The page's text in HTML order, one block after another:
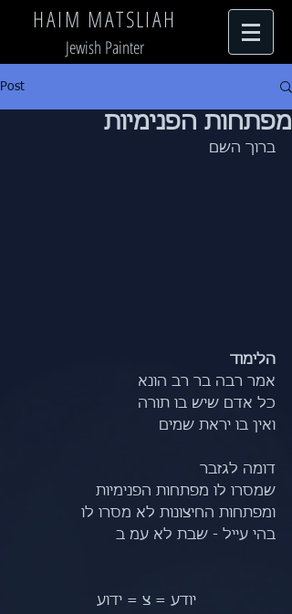
HAIM MATSLIAH
Jewish Painter
Post
מפתחות הפנימיות
ברוך השם
הלימוד
אמר רבה בר רב הונא
כל אדם שיש בו תורה
ואין בו יראת שמים
דומה לגזבר
שמסרו לו מפתחות הפנימיות
ומפתחות החיצונות לא מסרו לו
בהי עייל - שבת לא עמ ב
יודע = צ = ידוע